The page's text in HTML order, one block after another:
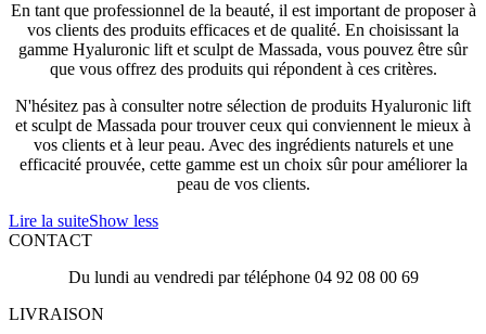
En tant que professionnel de la beauté, il est important de proposer à
vos clients des produits efficaces et de qualité. En choisissant la
gamme Hyaluronic lift et sculpt de Massada, vous pouvez être sûr
que vous offrez des produits qui répondent à ces critères.
N'hésitez pas à consulter notre sélection de produits Hyaluronic lift
et sculpt de Massada pour trouver ceux qui conviennent le mieux à
vos clients et à leur peau. Avec des ingrédients naturels et une
efficacité prouvée, cette gamme est un choix sûr pour améliorer la
peau de vos clients.
Lire la suiteShow less
CONTACT
Du lundi au vendredi par téléphone 04 92 08 00 69
LIVRAISON